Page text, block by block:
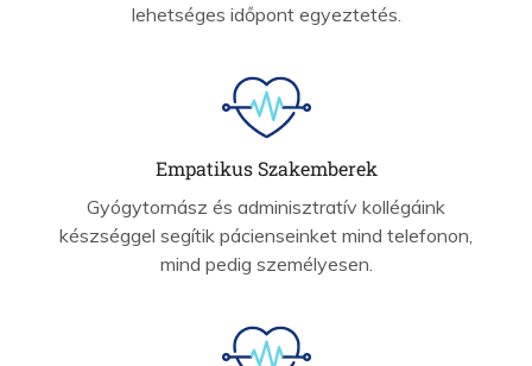
lehetséges időpont egyeztetés.
Empatikus Szakemberek
Gyógytornász és adminisztratív kollégáink
készséggel segítik pácienseinket mind telefonon,
mind pedig személyesen.